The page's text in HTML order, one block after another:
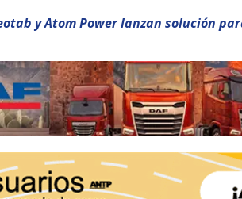
y Atom Power lanzan solución